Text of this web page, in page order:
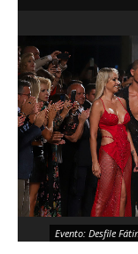
Evento: Desfile